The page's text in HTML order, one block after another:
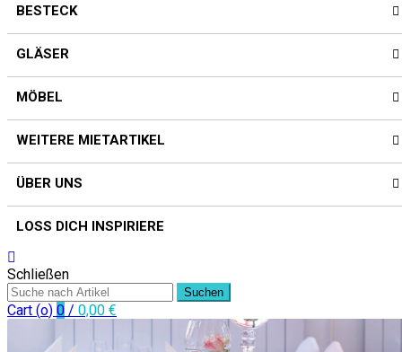
BESTECK
GLÄSER
MÖBEL
WEITERE MIETARTIKEL
ÜBER UNS
LOSS DICH INSPIRIERE
Schließen
Suchen
Cart (o) 0 / 0,00 €